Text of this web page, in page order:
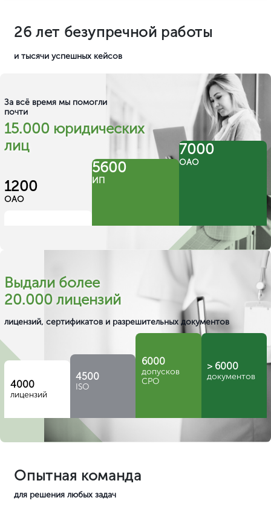
Сколько стоит получить лицензию ИИИ?
предоставляемых учреждением, и требований к
лицензированию. Консультация со специалистами
Центрконсалт позволит получить точную оценку.
Можно ли получить лицензию на дому?
Какие специалисты нужны для получения
лицензии?
Возможно ли получить лицензию удаленно?
Основные моменты получения
Какие предприятия и организации должны получать
Разрешение на реализацию работ или иной вид
деятельности в упомянутых направлениях – лицензия
на ИИИ – должно быть в обязательном порядке
конструированием, размещением, практическим
использованием, периодическим, регулярным или
постоянным обслуживанием, временным,
конструкторскими мероприятиями, изготовлением,
применением в определенных целях средств защиты от
Итого насчитывается 12 видов деятельности вместе с